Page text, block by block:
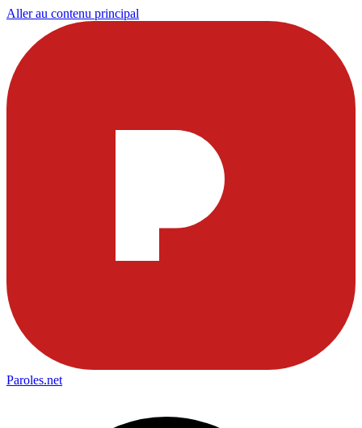
Aller au contenu principal
Paroles.net